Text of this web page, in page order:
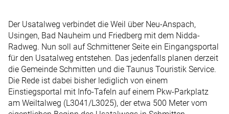
Der Usatalweg verbindet die Weil über Neu-Anspach,
Usingen, Bad Nauheim und Friedberg mit dem Nidda-
Radweg. Nun soll auf Schmittener Seite ein Eingangsportal
für den Usatalweg entstehen. Das jedenfalls planen derzeit
die Gemeinde Schmitten und die Taunus Touristik Service.
Die Rede ist dabei bisher lediglich von einem
Einstiegsportal mit Info-Tafeln auf einem Pkw-Parkplatz
am Weiltalweg (L3041/L3025), der etwa 500 Meter vom